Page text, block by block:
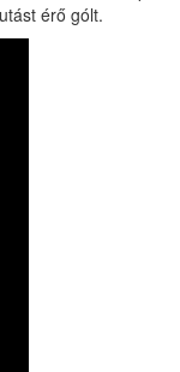
érő gólt.